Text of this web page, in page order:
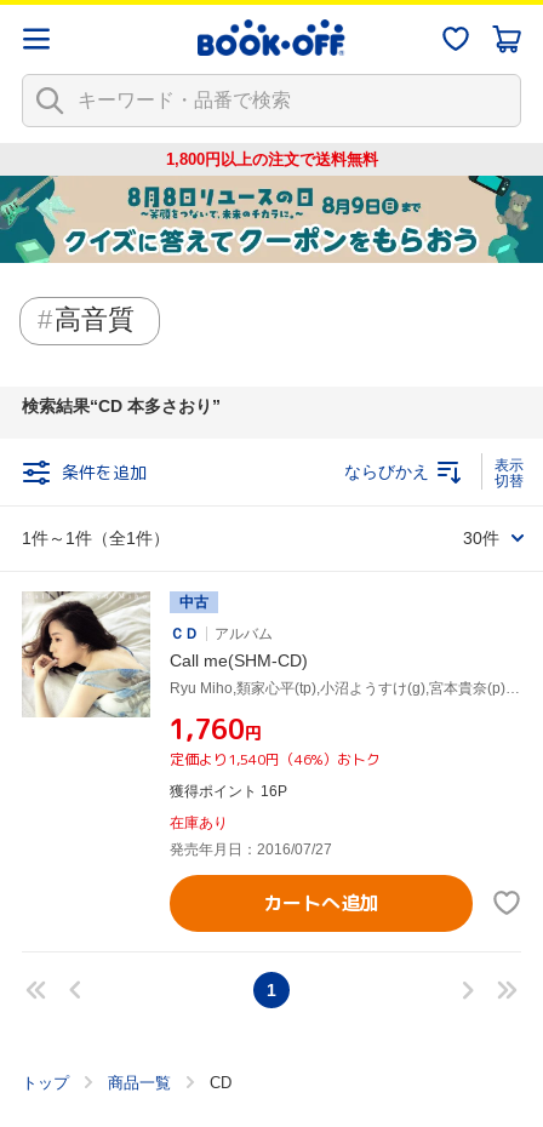
1,800円以上の注文で送料無料
高音質
検索結果 CD 本多さおり
条件を追加
1件～1件（全1件）
ならびかえ
30件
中古
ＣＤ
アルバム
Call me(SHM-CD)
Ryu Miho,類家心平(tp),小沼ようすけ(g),宮本貴奈(p),本多俊之(ss),川村竜,鈴木直人,仙道さおり
¥1,760円
定価より1,540円（46%）おトク
獲得ポイント 16P
在庫あり
発売年月日：2016/07/27
カートへ追加
1
トップ 商品一覧 CD